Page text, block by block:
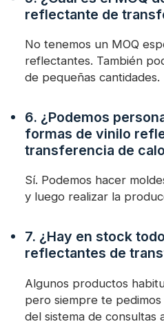
reflectante de
No tenemos un MOQ
reflectantes. También
de pequeñas cantidades.
6. ¿Podemos
formas de vinilo
transferencia de
Sí. Podemos hacer
y luego realizar la
7. ¿Hay en stock
reflectantes de
Algunos productos
pero siempre te
del sistema de consultas